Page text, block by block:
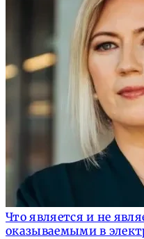
Что является и не
оказываемыми в